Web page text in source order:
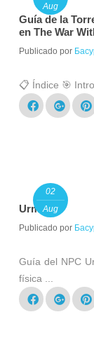
Aug
Guía de la
en The War
Publicado por
📋 Índice 🎯
02
Aug
Urmag
Publicado por
Guía del NPC
física ...